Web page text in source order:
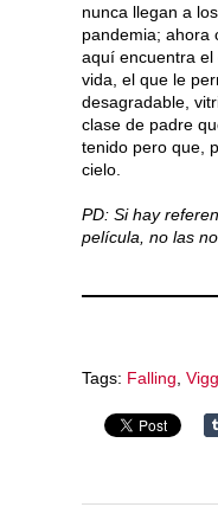
nunca llegan a
pandemia; ahora
aquí encuentra el
vida, el que le
desagradable,
clase de padre
tenido pero que,
cielo.
PD: Si hay
película, no las
Tags: Falling